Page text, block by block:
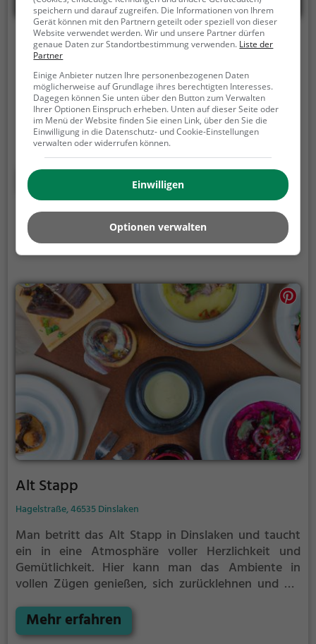
Mammas Simple Food
Otto-Lilienthal-Straße 42, 46539 Dinslaken
In Dinslaken findet man das gemütliche Restaurant
Mammas Simple Food, das mit seinem vielfältigen
Angebot an italienischen, europäischen und
mediterranen Gerichten begeistert. Hier kann man in
entspannter Atmosphäre leckere Pizza, Nudeln und
gesunde vegetarische Gerichte genießen. Die
Speisekarte bietet für jeden Geschmack etwas und
lädt dazu ein, die Vielfalt der mediterranen Küche zu
entdecken. Das Ambiente ist einladend und lädt zum
Verweilen ein. Hier fühlt man sich wie in einem
kleinen Stück Italien und kann den Alltag für eine
Food verspricht kulinarischen Genuss in entspannter
Atmosphäre.
Mehr erfahren
Alt Stapp
Hagelstraße, 46535 Dinslaken
Man betritt das Alt Stapp in Dinslaken und taucht
ein in eine Atmosphäre voller Herzlichkeit und
Gemütlichkeit. Hier kann man das Ambiente in
vollen Zügen genießen, sich zurücklehnen und die
erfrischenden Getränken entdecken. Ob klassisch-
deutsche Gerichte oder internationale Spezialitäten -
Mehr erfahren
speichern und darauf zugreifen. Die Informationen von Ihrem
Gerät können mit den Partnern geteilt oder speziell von dieser
Website verwendet werden. Wir und unsere Partner dürfen
genaue Daten zur Standortbestimmung verwenden. Liste der
Partner
Einige Anbieter nutzen Ihre personenbezogenen Daten
möglicherweise auf Grundlage ihres berechtigten Interesses.
Dagegen können Sie unten über den Button zum Verwalten
Ihrer Optionen Einspruch erheben. Unten auf dieser Seite oder
im Menü der Website finden Sie einen Link, über den Sie die
Einwilligung in die Datenschutz- und Cookie-Einstellungen
verwalten oder widerrufen können.
Einwilligen
Optionen verwalten